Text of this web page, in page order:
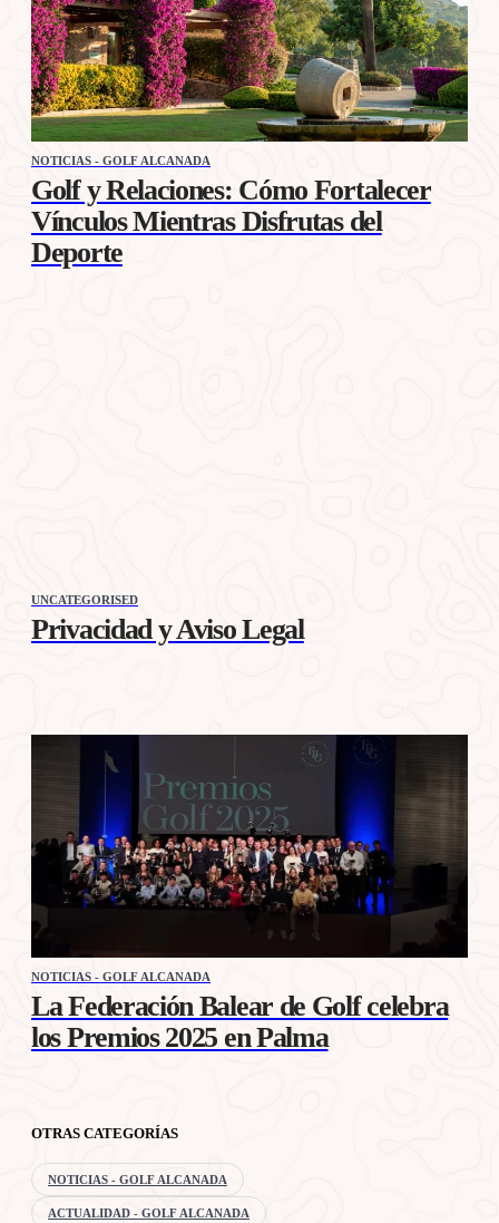
NOTICIAS - GOLF ALCANADA
Golf y Relaciones: Cómo Fortalecer
Vínculos Mientras Disfrutas del
Deporte
UNCATEGORISED
Privacidad y Aviso Legal
NOTICIAS - GOLF ALCANADA
La Federación Balear de Golf celebra
los Premios 2025 en Palma
OTRAS CATEGORÍAS
NOTICIAS - GOLF ALCANADA
ACTUALIDAD - GOLF ALCANADA